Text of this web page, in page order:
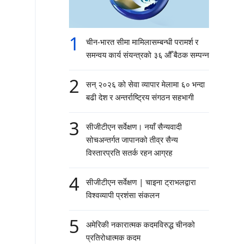
1
चीन-भारत सीमा मामिलासम्बन्धी परामर्श र
समन्वय कार्य संयन्त्रको ३६ औँ बैठक सम्पन्न
2
सन् २०२६ को सेवा व्यापार मेलामा ६० भन्दा
बढी देश र अन्तर्राष्ट्रिय संगठन सहभागी
3
सीजीटीएन सर्वेक्षण। नयाँ सैन्यवादी
सोचअन्तर्गत जापानको तीव्र सैन्य
विस्तारप्रति सतर्क रहन आग्रह
4
सीजीटीएन सर्वेक्षण | चाइना ट्राभलद्वारा
विश्वव्यापी प्रशंसा संकलन
5
अमेरिकी नकारात्मक कदमविरुद्ध चीनको
प्रतिरोधात्मक कदम